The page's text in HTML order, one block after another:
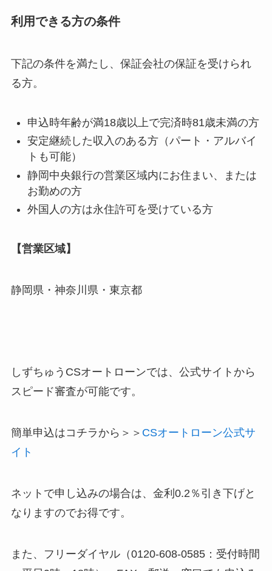
利用できる方の条件
下記の条件を満たし、保証会社の保証を受けられ
る方。
申込時年齢が満18歳以上で完済時81歳未満の方
安定継続した収入のある方（パート・アルバイ
トも可能）
静岡中央銀行の営業区域内にお住まい、または
お勤めの方
外国人の方は永住許可を受けている方
【営業区域】
静岡県・神奈川県・東京都
しずちゅうCSオートローンでは、公式サイトから
スピード審査が可能です。
簡単申込はコチラから＞＞ CSオートローン公式サ
イト
ネットで申し込みの場合は、金利0.2％引き下げと
なりますのでお得です。
また、フリーダイヤル（0120-608-0585：受付時間